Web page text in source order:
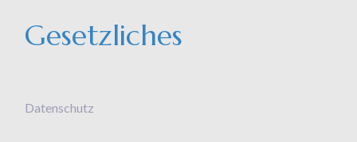
Gesetzliches
Datenschutz